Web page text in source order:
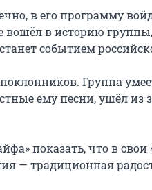
в его программу
в историю
событием
Группа
ему песни, ушёл из
показать, что в свои
— традиционная